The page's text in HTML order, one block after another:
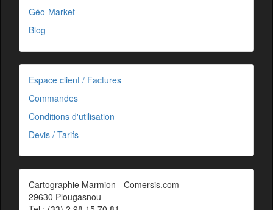
Géo-Market
Blog
Espace client / Factures
Commandes
Conditions d'utilisation
Devis / Tarifs
Cartographie Marmion - Comersis.com
29630 Plougasnou